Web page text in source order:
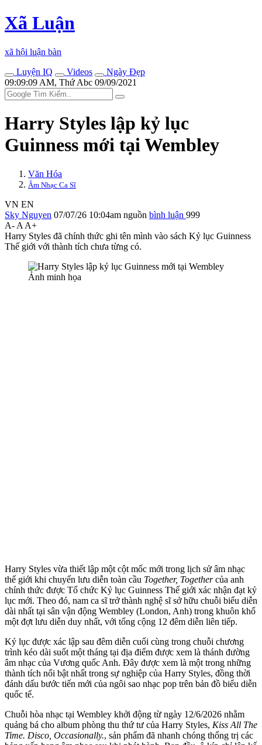
Xã Luận
xã hội luận bàn
Luyện IQ
Videos
Ngày Đẹp
09:09:09 AM, Thứ Abc 09/09/2021
Harry Styles lập kỷ lục
Guinness mới tại Wembley
Văn Hóa
Âm Nhạc Ca Sĩ
VN EN
Sky Nguyen 07/07/26 10:04am nguồn bình luận 999
A- A A+
Harry Styles đã chính thức ghi tên mình vào sách Kỷ lục Guinness
Thế giới với thành tích chưa từng có.
Ảnh minh họa
Harry Styles vừa thiết lập một cột mốc mới trong lịch sử âm nhạc
thế giới khi chuyến lưu diễn toàn cầu Together, Togethercủa anh
chính thức được Tổ chức Kỷ lục Guinness Thế giới xác nhận đạt kỷ
lục mới. Theo đó, nam ca sĩ trở thành nghệ sĩ sở hữu chuỗi biểu diễn
dài nhất tại sân vận động Wembley (London, Anh) trong khuôn khổ
một đợt lưu diễn duy nhất, với tổng cộng 12 đêm diễn liên tiếp.
Kỷ lục được xác lập sau đêm diễn cuối cùng trong chuỗi chương
trình kéo dài suốt một tháng tại địa điểm được xem là thánh đường
âm nhạc của Vương quốc Anh. Đây được xem là một trong những
thành tích nổi bật nhất trong sự nghiệp của Harry Styles, đồng thời
đánh dấu bước tiến mới của ngôi sao nhạc pop trên bản đồ biểu diễn
quốc tế.
Chuỗi hòa nhạc tại Wembley khởi động từ ngày 12/6/2026 nhằm
quảng bá cho album phòng thu thứ tư của Harry Styles, Kiss All The
Time. Disco, Occasionally., sản phẩm đã nhanh chóng thống trị các